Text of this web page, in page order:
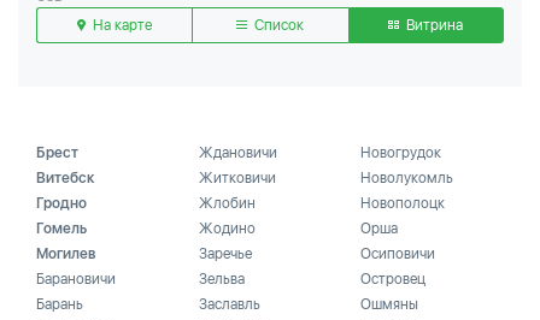
На карте
Список Витрина
Брест
Витебск
Гродно
Гомель
Могилев
Барановичи
Барань
Ждановичи
Житковичи
Жлобин
Жодино
Заречье
Зельва
Заславль
Новогрудок
Новолукомль
Новополоцк
Орша
Осиповичи
Островец
Ошмяны